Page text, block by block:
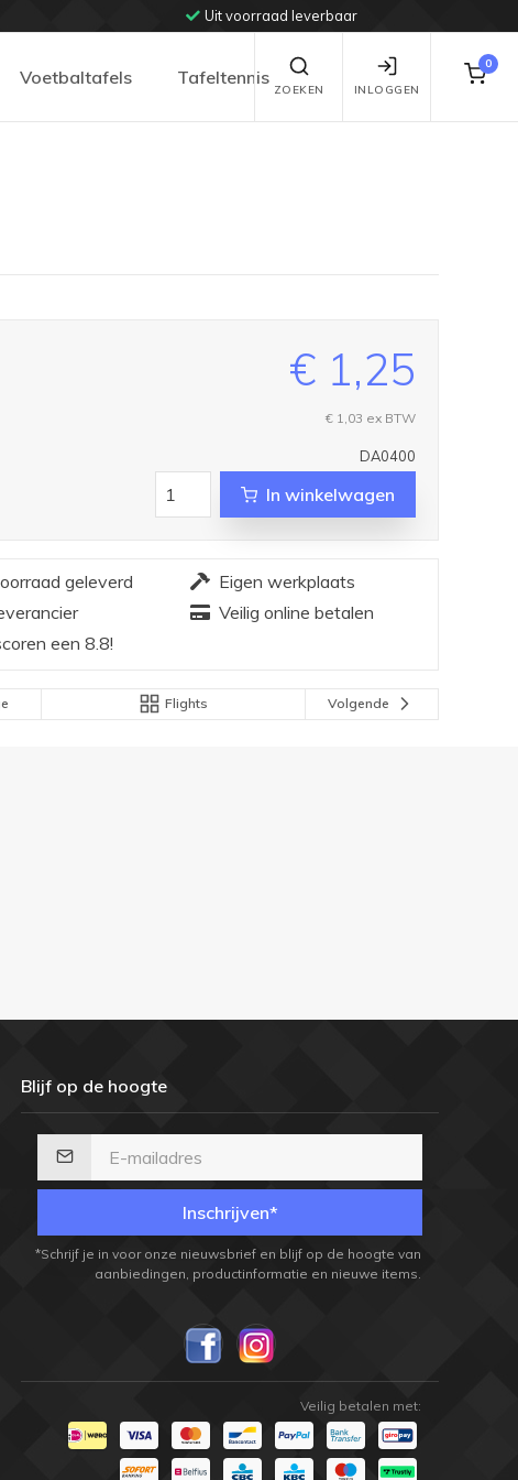
Uit voorraad leverbaar
Voetbaltafels Tafeltennis
ZOEKEN INLOGGEN
0
€ 1,25
€ 1,03 ex BTW
DA0400
In winkelwagen
geleverd
Eigen werkplaats
Veilig online betalen
een 8.8!
Flights Volgende
Blijf op de hoogte
Inschrijven*
*Schrijf je in voor onze nieuwsbrief en blijf op de hoogte van
aanbiedingen, productinformatie en nieuwe items.
Veilig betalen met: